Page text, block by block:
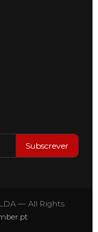
Subscrever
— All Rights